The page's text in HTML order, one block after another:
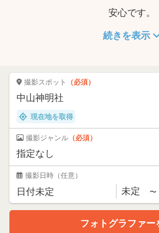
安心です。
続きを表示
撮影スポット （必須）
現在地を取得
撮影ジャンル （必須）
撮影日時 （任意）